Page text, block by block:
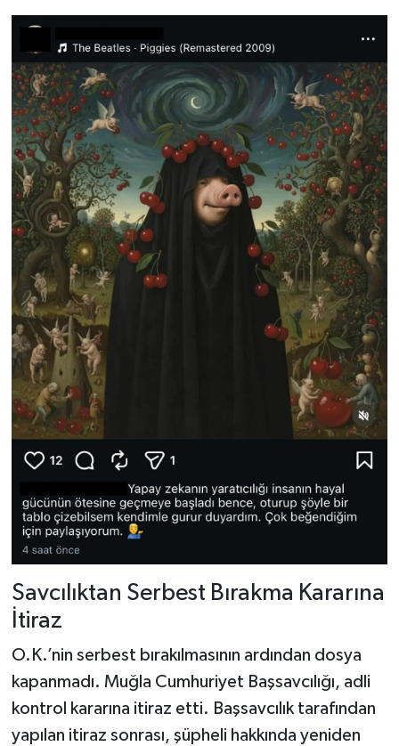
Savcılıktan Serbest Bırakma Kararına
İtiraz
O.K.’nin serbest bırakılmasının ardından dosya
kapanmadı. Muğla Cumhuriyet Başsavcılığı, adli
kontrol kararına itiraz etti. Başsavcılık tarafından
yapılan itiraz sonrası, şüpheli hakkında yeniden